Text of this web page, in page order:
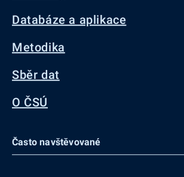
Databáze a aplikace
Metodika
Sběr dat
O ČSÚ
Často navštěvované